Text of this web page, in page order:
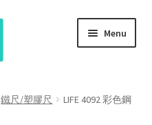
Menu
鐵尺/塑膠尺
LIFE 4092 彩色鋼